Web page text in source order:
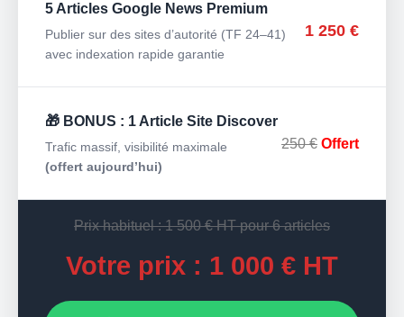
5 Articles Google News Premium
Publier sur des sites d’autorité (TF 24–41)
avec indexation rapide garantie
1 250 €
🎁 BONUS : 1 Article Site Discover
Trafic massif, visibilité maximale
(offert aujourd’hui)
250 € Offert
Prix habituel : 1 500 € HT pour 6 articles
Votre prix : 1 000 € HT